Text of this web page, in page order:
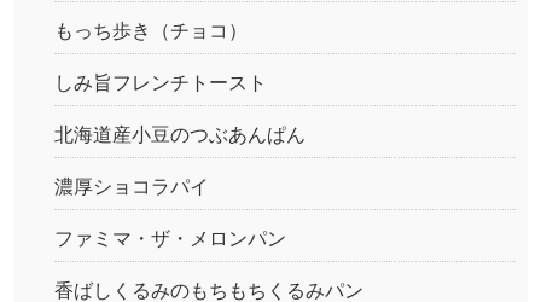
もっち歩き（チョコ）
しみ旨フレンチトースト
北海道産小豆のつぶあんぱん
濃厚ショコラパイ
ファミマ・ザ・メロンパン
香ばしくるみのもちもちくるみパン